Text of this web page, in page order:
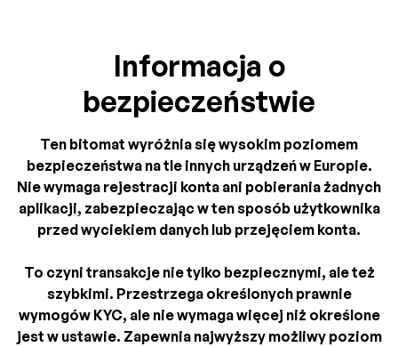
Informacja o
bezpieczeństwie
Ten bitomat wyróżnia się wysokim poziomem
bezpieczeństwa na tle innych urządzeń w Europie.
Nie wymaga rejestracji konta ani pobierania żadnych
aplikacji, zabezpieczając w ten sposób użytkownika
przed wyciekiem danych lub przejęciem konta.
To czyni transakcje nie tylko bezpiecznymi, ale też
szybkimi. Przestrzega określonych prawnie
wymogów KYC, ale nie wymaga więcej niż określone
jest w ustawie. Zapewnia najwyższy możliwy poziom